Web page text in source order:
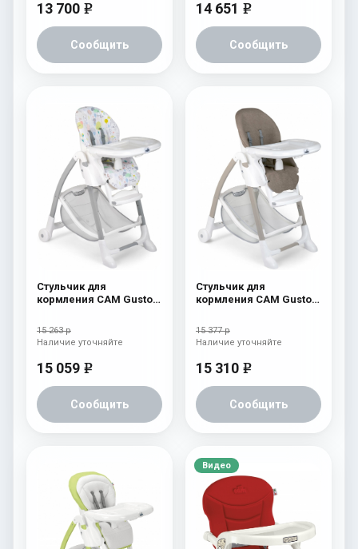
13 700 e
Сообщить
14 651 e
Сообщить
Стульчик для
кормления CAM Gusto
15 263 р
15 059 e
Сообщить
Наличие уточняйте
Стульчик для
кормления CAM Gusto
15 377 р
15 310 e
Сообщить
Наличие уточняйте
Видео